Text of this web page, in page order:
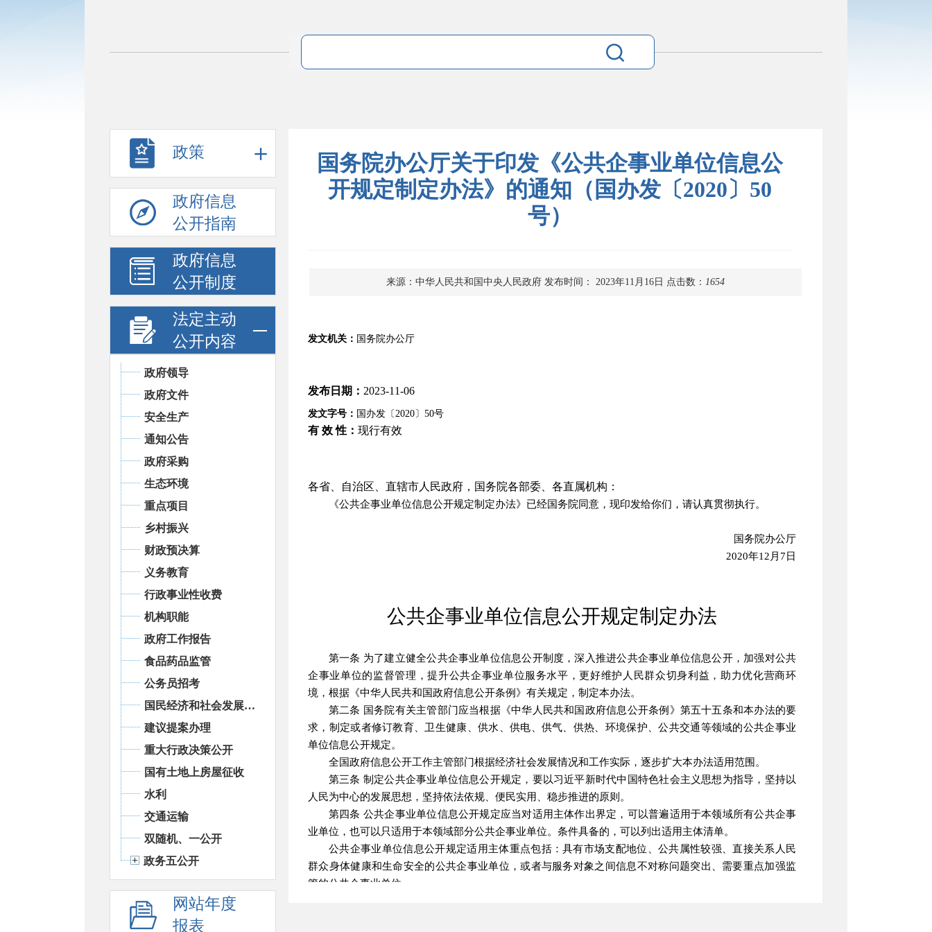
政策
政府信息
公开指南
政府信息
公开制度
法定主动
公开内容
政府领导
政府文件
安全生产
通知公告
政府采购
生态环境
重点项目
乡村振兴
财政预决算
义务教育
行政事业性收费
机构职能
政府工作报告
食品药品监管
公务员招考
国民经济和社会发展统计信息
建议提案办理
重大行政决策公开
国有土地上房屋征收
水利
交通运输
双随机、一公开
政务五公开
网站年度
报表
国务院办公厅关于印发《公共企事业单位信息公
开规定制定办法》的通知（国办发〔2020〕50
号）
来源：中华人民共和国中央人民政府 发布时间： 2023年11月16日 点击数： 1654
发文机关： 国务院办公厅
发布日期： 2023-11-06
发文字号： 国办发〔2020〕50号
有 效 性： 现行有效
各省、自治区、直辖市人民政府，国务院各部委、各直属机构：
《公共企事业单位信息公开规定制定办法》已经国务院同意，现印发给你们，请认真贯彻执行。
国务院办公厅
2020年12月7日
公共企事业单位信息公开规定制定办法
第一条 为了建立健全公共企事业单位信息公开制度，深入推进公共企事业单位信息公开，加强对公共
企事业单位的监督管理，提升公共企事业单位服务水平，更好维护人民群众切身利益，助力优化营商环
境，根据《中华人民共和国政府信息公开条例》有关规定，制定本办法。
第二条 国务院有关主管部门应当根据《中华人民共和国政府信息公开条例》第五十五条和本办法的要
求，制定或者修订教育、卫生健康、供水、供电、供气、供热、环境保护、公共交通等领域的公共企事业
单位信息公开规定。
全国政府信息公开工作主管部门根据经济社会发展情况和工作实际，逐步扩大本办法适用范围。
第三条 制定公共企事业单位信息公开规定，要以习近平新时代中国特色社会主义思想为指导，坚持以
人民为中心的发展思想，坚持依法依规、便民实用、稳步推进的原则。
第四条 公共企事业单位信息公开规定应当对适用主体作出界定，可以普遍适用于本领域所有公共企事
业单位，也可以只适用于本领域部分公共企事业单位。条件具备的，可以列出适用主体清单。
公共企事业单位信息公开规定适用主体重点包括：具有市场支配地位、公共属性较强、直接关系人民
群众身体健康和生命安全的公共企事业单位，或者与服务对象之间信息不对称问题突出、需要重点加强监
管的公共企事业单位。